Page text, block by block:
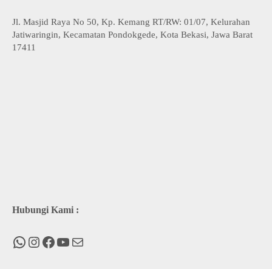
Jl. Masjid Raya No 50, Kp. Kemang RT/RW: 01/07, Kelurahan
Jatiwaringin, Kecamatan Pondokgede, Kota Bekasi, Jawa Barat
17411
Hubungi Kami :
WhatsApp
Instagram
Facebook
You Tube
Mail